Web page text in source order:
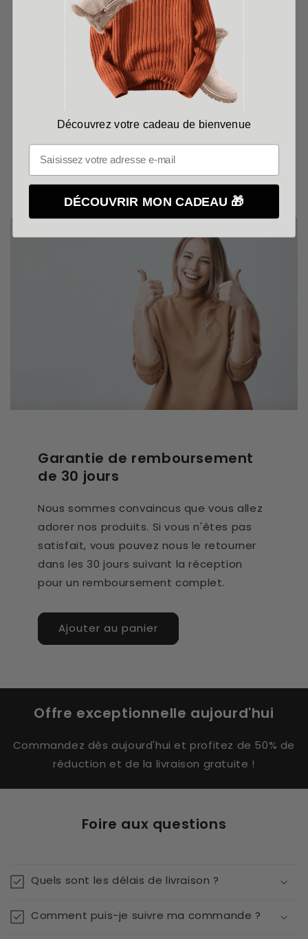
Garantie de remboursement
de 30 jours
Nous sommes convaincus que vous allez
adorer nos produits. Si vous n'êtes pas
satisfait, vous pouvez nous le retourner
dans les 30 jours suivant la réception
pour un remboursement complet.
Ajouter au panier
Offre exceptionnelle aujourd'hui
Commandez dès aujourd'hui et profitez de 50% de
réduction et de la livraison gratuite !
Foire aux questions
Quels sont les délais de livraison ?
Comment puis-je suivre ma commande ?
Découvrez votre cadeau de bienvenue
DÉCOUVRIR MON CADEAU 🎁